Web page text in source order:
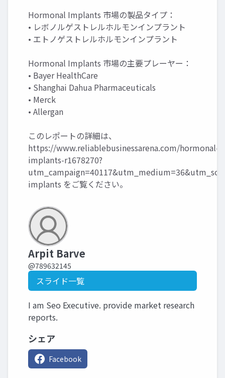
Hormonal Implants 市場の製品タイプ：
• レボノルゲストレルホルモンインプラント
• エトノゲストレルホルモンインプラント
Hormonal Implants 市場の主要プレーヤー：
• Bayer HealthCare
• Shanghai Dahua Pharmaceuticals
• Merck
• Allergan
このレポートの詳細は、
https://www.reliablebusinessarena.com/hormonal-
implants-r1678270?
implants をご覧ください。
Arpit Barve
@789632145
スライド一覧
I am Seo Executive. provide market research
reports.
シェア
Facebook